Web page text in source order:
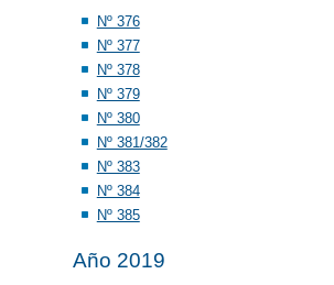
Nº 376
Nº 377
Nº 378
Nº 379
Nº 380
Nº 381/382
Nº 383
Nº 384
Nº 385
Año 2019